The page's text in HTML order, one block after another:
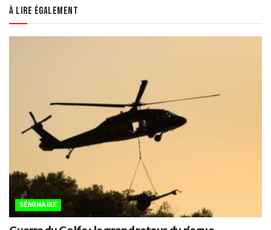
À lire également
SÉMINAIRE